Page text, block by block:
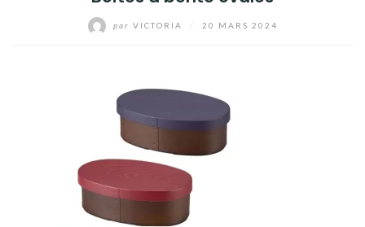
par VICTORIA 20 MARS 2024